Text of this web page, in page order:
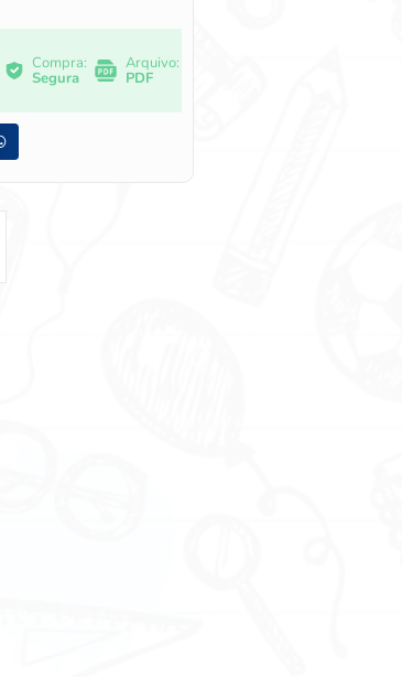
Compra:
Segura
Arquivo:
PDF